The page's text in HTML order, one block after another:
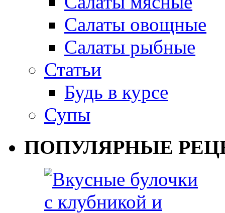
Салаты овощные
Салаты рыбные
Статьи
Будь в курсе
Супы
ПОПУЛЯРНЫЕ